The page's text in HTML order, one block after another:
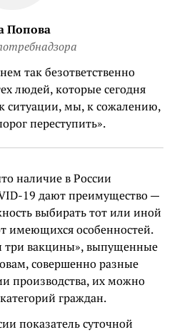
Попова
так безответственно
людей, которые сегодня
ситуации, мы, к сожалению,
переступить».
наличие в России
19 дают преимущество —
выбирать тот или иной
имеющихся особенностей.
три вакцины», выпущенные
совершенно разные
производства, их можно
граждан.
показатель суточной